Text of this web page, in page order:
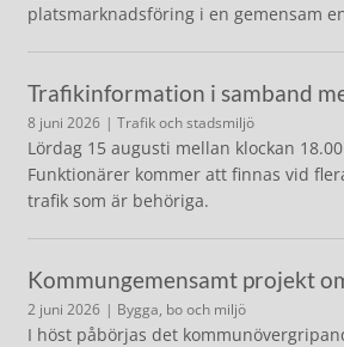
platsmarknadsföring i en gemensam
Trafikinformation i samband
8 juni 2026 | Trafik och stadsmiljö
Lördag 15 augusti mellan klockan
Funktionärer kommer att finnas vid
trafik som är behöriga.
Kommungemensamt projekt
2 juni 2026 | Bygga, bo och miljö
I höst påbörjas det